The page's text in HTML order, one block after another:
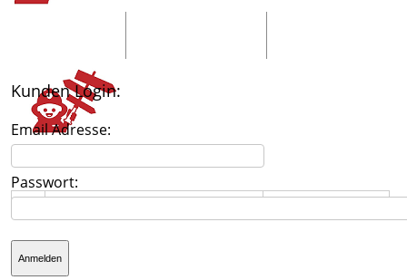
Kunden Login:
Email Adresse:
Passwort: